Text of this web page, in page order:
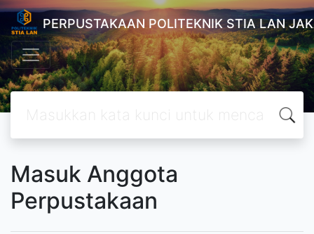
PERPUSTAKAAN POLITEKNIK STIA LAN
Masuk Anggota
Perpustakaan